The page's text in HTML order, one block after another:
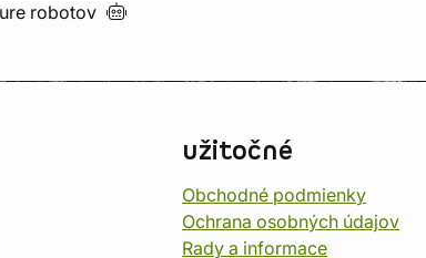
robotov
užitočné
Obchodné podmienky
Ochrana osobných údajov
Rady a informace